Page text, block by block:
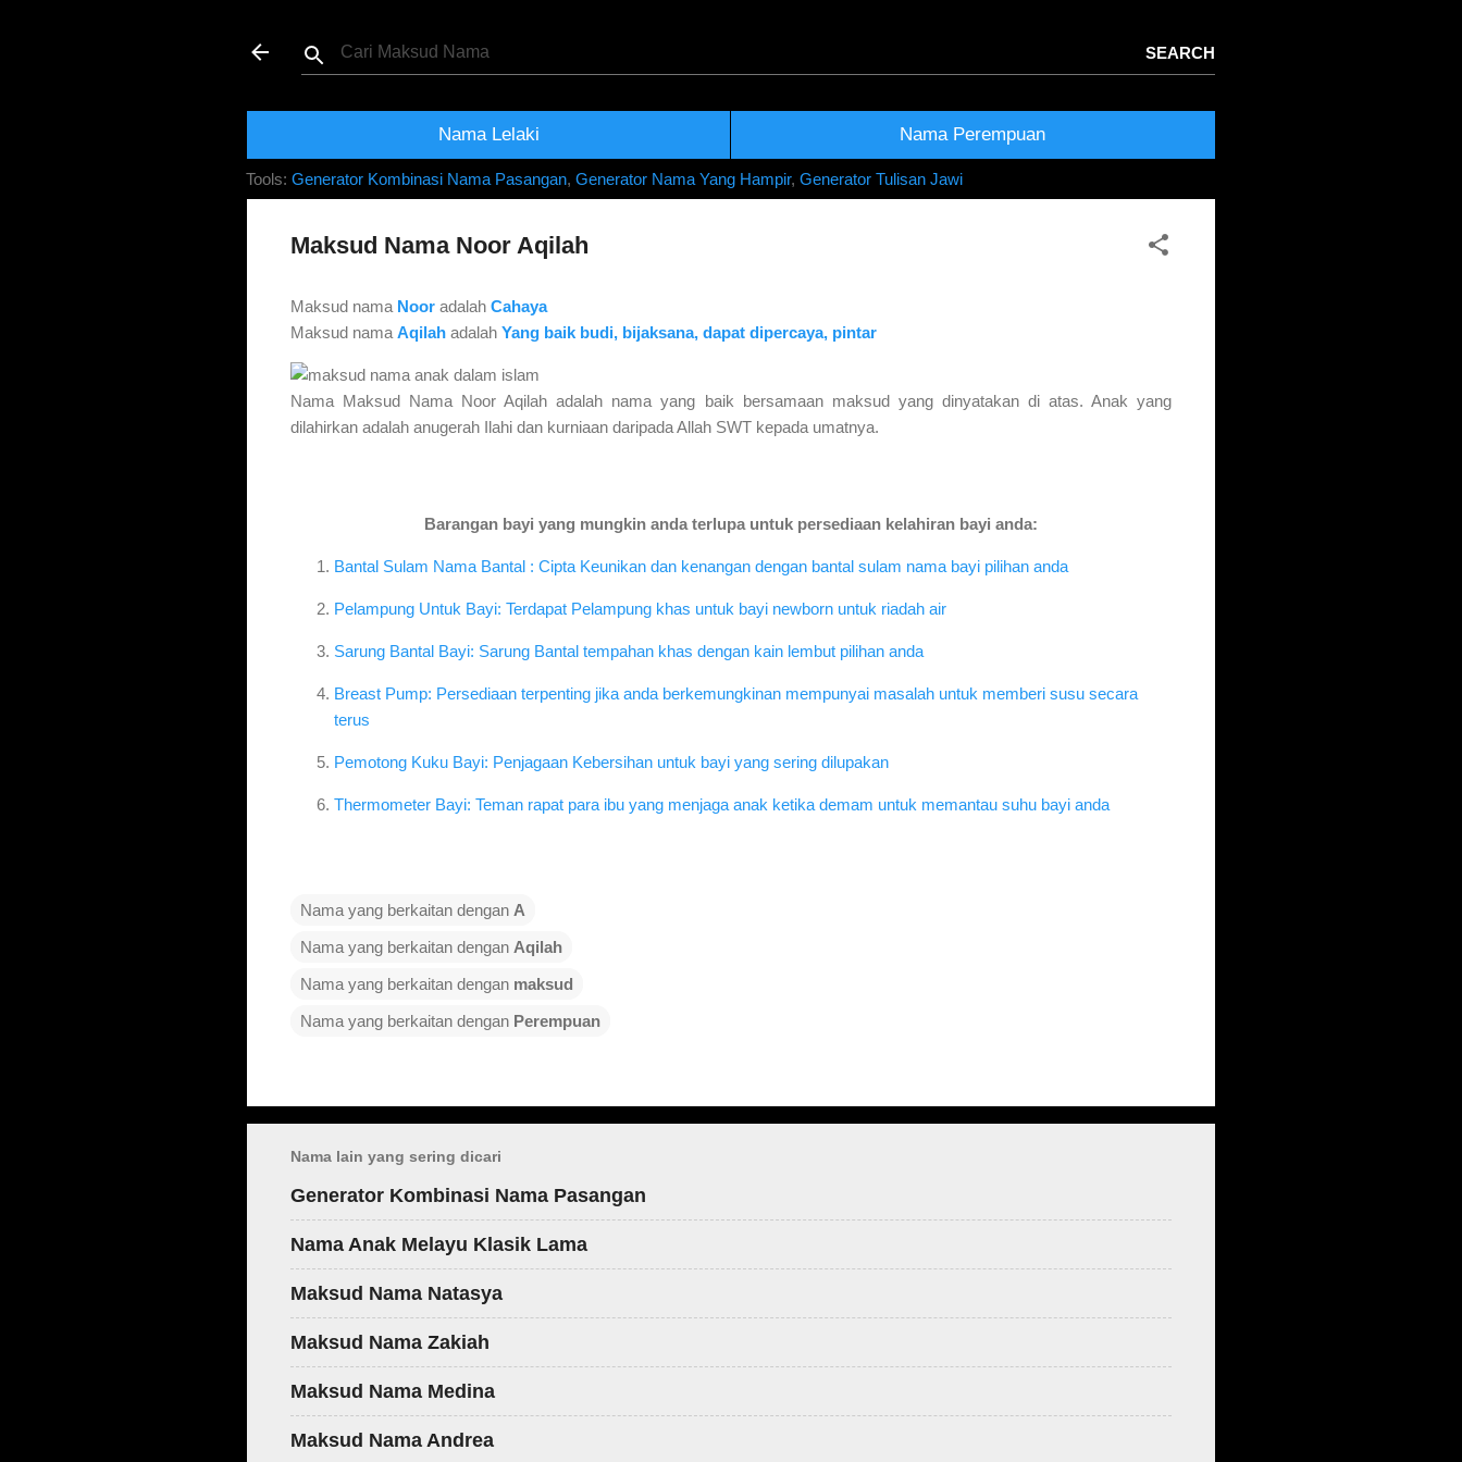
Maksud dan Makna Nama Rujukan Terkini
Nama Lelaki Nama Perempuan
Tools: Generator Kombinasi Nama Pasangan, Generator Nama Yang Hampir, Generator Tulisan Jawi
Maksud Nama Noor Aqilah
Maksud nama Noor adalah Cahaya
Maksud nama Aqilah adalah Yang baik budi, bijaksana, dapat dipercaya, pintar
Nama Maksud Nama Noor Aqilah adalah nama yang baik bersamaan maksud yang dinyatakan di atas. Anak yang
dilahirkan adalah anugerah Ilahi dan kurniaan daripada Allah SWT kepada umatnya.
Barangan bayi yang mungkin anda terlupa untuk persediaan kelahiran bayi anda:
Bantal Sulam Nama Bantal : Cipta Keunikan dan kenangan dengan bantal sulam nama bayi pilihan anda
Pelampung Untuk Bayi: Terdapat Pelampung khas untuk bayi newborn untuk riadah air
Sarung Bantal Bayi: Sarung Bantal tempahan khas dengan kain lembut pilihan anda
Breast Pump: Persediaan terpenting jika anda berkemungkinan mempunyai masalah untuk memberi susu secara
terus
Pemotong Kuku Bayi: Penjagaan Kebersihan untuk bayi yang sering dilupakan
Thermometer Bayi: Teman rapat para ibu yang menjaga anak ketika demam untuk memantau suhu bayi anda
Nama yang berkaitan dengan A
Nama yang berkaitan dengan Aqilah
Nama yang berkaitan dengan maksud
Nama yang berkaitan dengan Perempuan
e
n
t
s
Nama lain yang sering dicari
Generator Kombinasi Nama Pasangan
Nama Anak Melayu Klasik Lama
Maksud Nama Natasya
Maksud Nama Zakiah
Maksud Nama Medina
Maksud Nama Andrea